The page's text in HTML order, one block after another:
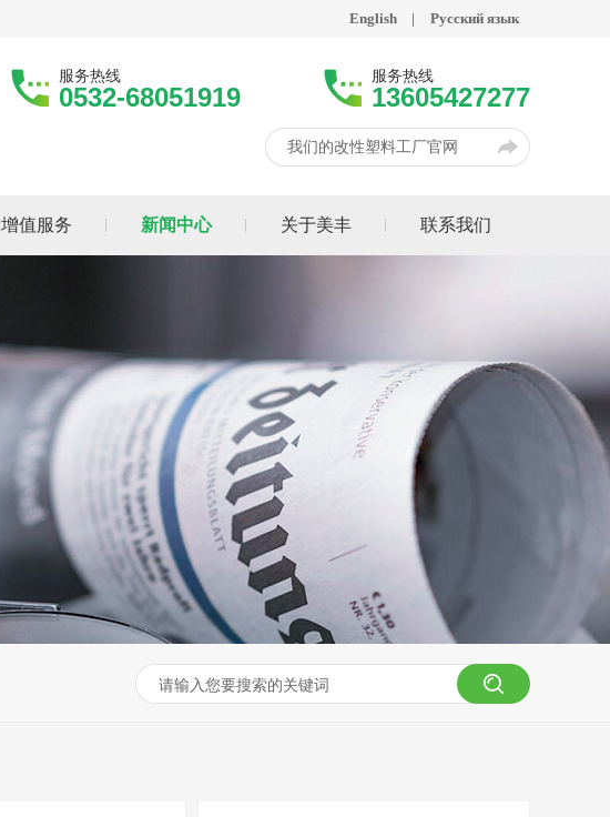
English | Русский язык
服务热线
0532-68051919
服务热线
13605427277
我们的改性塑料工厂官网
增值服务 新闻中心 关于美丰 联系我们